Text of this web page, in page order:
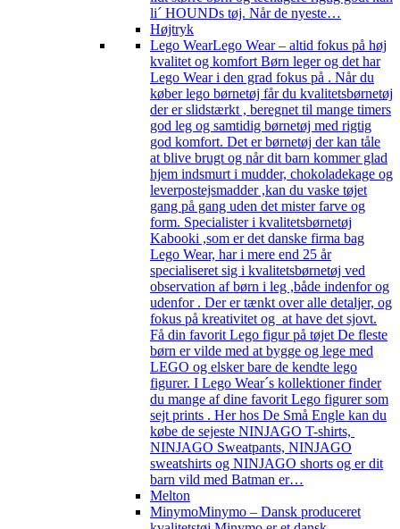
li´ HOUNDs tøj. Når de nyeste…
Højtryk
Lego WearLego Wear – altid fokus på høj
kvalitet og komfort Børn leger og det har
Lego Wear i den grad fokus på . Når du
køber lego børnetøj får du kvalitetsbørnetøj
der er slidstærkt , beregnet til mange timers
god leg og samtidig børnetøj med rigtig
god komfort. Det er børnetøj der kan tåle
at blive brugt og når dit barn kommer glad
hjem indsmurt i mudder, chokoladekage og
leverpostejsmadder ,kan du vaske tøjet
gang på gang uden det mister farve og
form. Specialister i kvalitetsbørnetøj
Kabooki ,som er det danske firma bag
Lego Wear, har i mere end 25 år
specialiseret sig i kvalitetsbørnetøj ved
observation af børn i leg ,både indenfor og
udenfor . Der er tænkt over alle detaljer, og
fokus på kreativitet og at have det sjovt.
Få din favorit Lego figur på tøjet De fleste
børn er vilde med at bygge og lege med
LEGO og elsker bare de kendte lego
figurer. I Lego Wear´s kollektioner finder
du mange af dine favorit Lego figurer som
sejt prints . Her hos De Små Engle kan du
købe de sejeste NINJAGO T-shirts,
NINJAGO Sweatpants, NINJAGO
sweatshirts og NINJAGO shorts og er dit
barn vild med Batman er…
Melton
MinymoMinymo – Dansk produceret